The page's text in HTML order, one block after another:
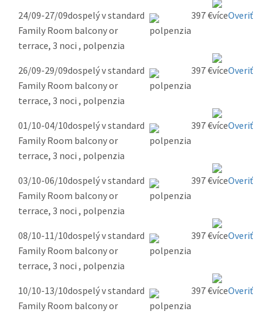
24/09-27/09dospelý v standard
Family Room balcony or
terrace, 3 noci , polpenzia
397 € Overiť
26/09-29/09dospelý v standard
Family Room balcony or
terrace, 3 noci , polpenzia
397 € Overiť
01/10-04/10dospelý v standard
Family Room balcony or
terrace, 3 noci , polpenzia
397 € Overiť
03/10-06/10dospelý v standard
Family Room balcony or
terrace, 3 noci , polpenzia
397 € Overiť
08/10-11/10dospelý v standard
Family Room balcony or
terrace, 3 noci , polpenzia
397 € Overiť
10/10-13/10dospelý v standard
Family Room balcony or
397 € Overiť